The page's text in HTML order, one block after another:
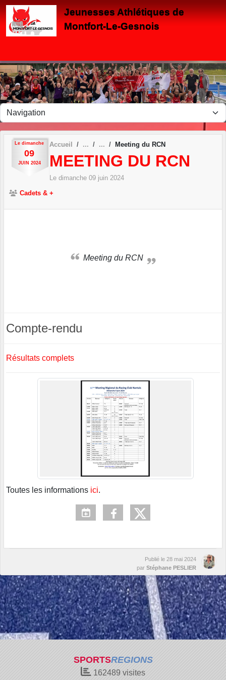
Jeunesses Athlétiques de
Montfort-Le-Gesnois
Le dimanche
09
JUIN 2024
Accueil Meeting du RCN
MEETING DU RCN
Le dimanche 09 juin 2024
Cadets & +
Meeting du RCN
Compte-rendu
Résultats complets
Toutes les informations ici.
Publié le 28 mai 2024
par Stéphane PESLIER
SPORTSREGIONS
162489 visites
Panneau de gestion des cookies